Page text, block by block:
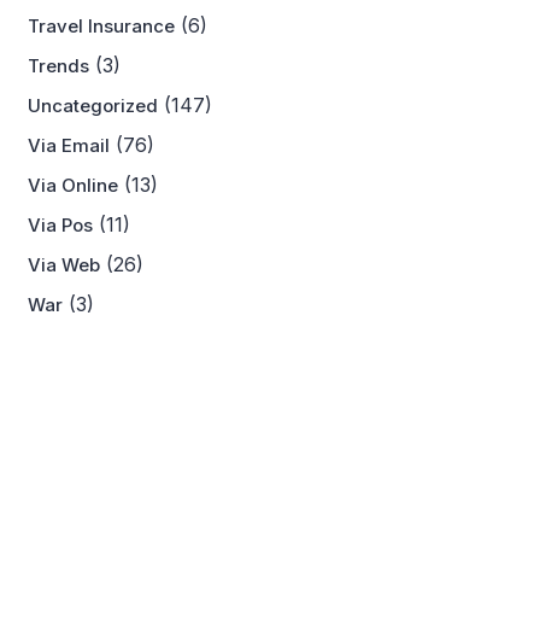
Travel Insurance (6)
Trends (3)
Uncategorized (147)
Via Email (76)
Via Online (13)
Via Pos (11)
Via Web (26)
War (3)